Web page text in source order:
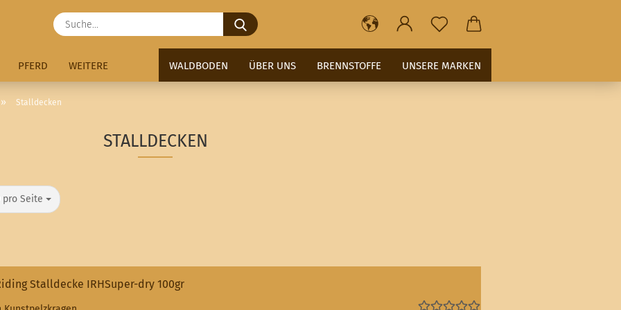
Suche...
PFERD WALDBODEN ÜBER UNS BRENNSTOFFE UNSERE MARKEN
WEITERE
» Stalldecken
STALLDECKEN
pro Seite
Seite
Stalldecke IRHSuper-dry 100gr